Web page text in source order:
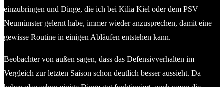
einzubringen und Dinge, die ich bei Kilia Kiel oder dem PSV
Neumünster gelernt habe, immer wieder anzusprechen, damit eine
gewisse Routine in einigen Abläufen entstehen kann.
Beobachter von außen sagen, dass das Defensivverhalten im
Vergleich zur letzten Saison schon deutlich besser aussieht. Da